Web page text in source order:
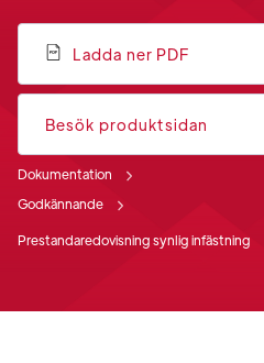
Ladda ner PDF
Besök produktsidan
Dokumentation
Godkännande
Prestandaredovisning synlig infästning